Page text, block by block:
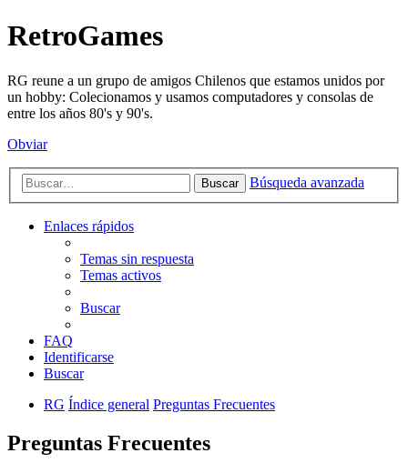
RetroGames
RG reune a un grupo de amigos Chilenos que estamos unidos por
un hobby: Colecionamos y usamos computadores y consolas de
entre los años 80's y 90's.
Obviar
Buscar Búsqueda avanzada
Enlaces rápidos
Temas sin respuesta
Temas activos
Buscar
FAQ
Identificarse
Buscar
RG Índice general Preguntas Frecuentes
Preguntas Frecuentes